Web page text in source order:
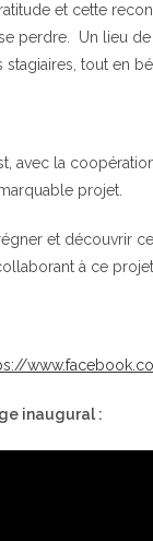
et cette
perdre.
Un lieu
tout en
avec la
projet.
et découvrir
à ce
inaugural :